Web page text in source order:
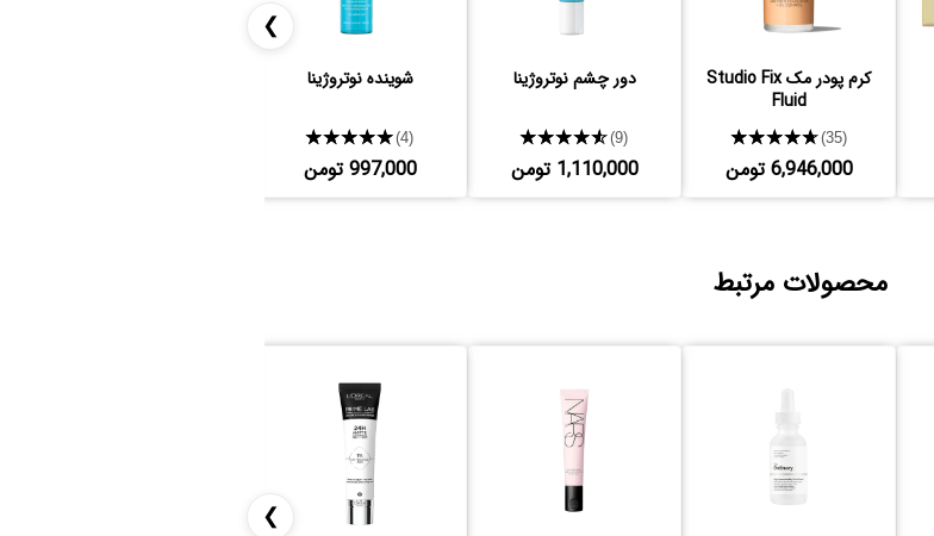
کرم پودر مک Studio Fix
Fluid
★★★★★(35)
6,946,000 تومن
دور چشم نوتروژینا
★★★★★(9)
1,110,000 تومن
شوینده نوتروژینا
★★★★★(4)
997,000 تومن
❯
محصولات مرتبط
❯